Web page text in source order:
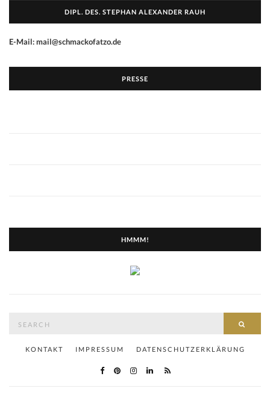
DIPL. DES. STEPHAN ALEXANDER RAUH
E-Mail: mail@schmackofatzo.de
PRESSE
HMMM!
KONTAKT IMPRESSUM DATENSCHUTZERKLÄRUNG